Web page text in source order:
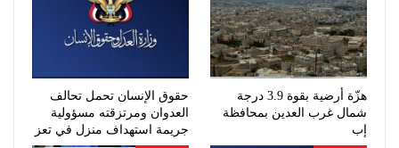
هزّة أرضية بقوة 3.9 درجة
شمال غرب العدين بمحافظة
إب
حقوق الإنسان تحمل تحالف
العدوان ومرتزقته مسؤولية
جريمة استهداف منزل في تعز